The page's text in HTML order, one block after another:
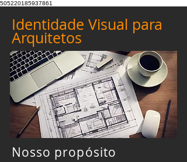
505220185937861
Identidade Visual para
Arquitetos
Nosso propósito